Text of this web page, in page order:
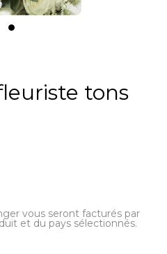
tons
vous seront facturés par
et du pays sélectionnés.